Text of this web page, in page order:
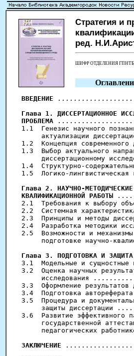
Стратегия и
ред.
ШИФР ОТДЕЛЕНИЯ
ВВЕДЕНИЕ
Глава 1. ДИССЕРТАЦИОННОЕ
ПРОБЛЕМА
1.1  Генезис научного
актуализации
1.2  Концепция
1.3  Выбор актуального
диссертационному
1.4  Структурно-
1.5  Логико-
Глава 2. НАУЧНО-
КВАЛИФИКАЦИОННОЙ РАБОТЫ
2.1  Требования к выбору
2.2  Системная
2.3  Принципы и методы
2.4  Разработка
2.5  Возможности и
подготовке научно-
Глава 3. ПОДГОТОВКА И
3.1  Модельные и
3.2  Оценка научных
исследования
3.3  Оформление
3.4  Подготовка
3.5  Процедура и
защиты диссертации
3.6  Развитие эффективного
государственной
педагогических
ЗАКЛЮЧЕНИЕ